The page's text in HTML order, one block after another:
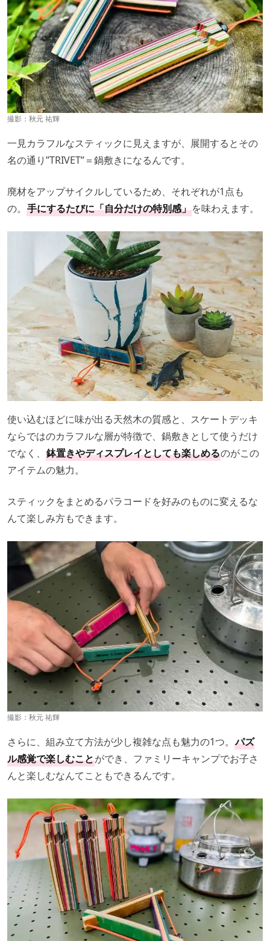
撮影：秋元 祐輝
一見カラフルなスティックに見えますが、展開するとその
名の通り”TRIVET”＝鍋敷きになるんです。
廃材をアップサイクルしているため、それぞれが1点も
の。 手にするたびに「自分だけの特別感」を味わえます。
使い込むほどに味が出る天然木の質感と、スケートデッキ
ならではのカラフルな層が特徴で、鍋敷きとして使うだけ
でなく、 鉢置きやディスプレイとしても楽しめるのがこの
アイテムの魅力。
スティックをまとめるパラコードを好みのものに変えるな
んて楽しみ方もできます。
撮影：秋元 祐輝
さらに、組み立て方法が少し複雑な点も魅力の1つ。 パズ
ル感覚で楽しむことができ、ファミリーキャンプでお子さ
んと楽しむなんてこともできるんです。